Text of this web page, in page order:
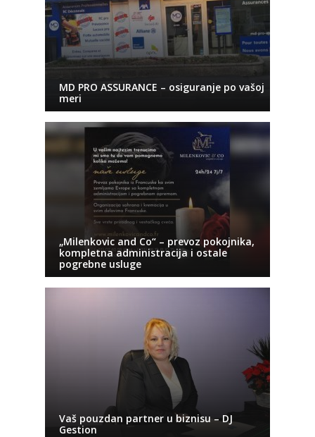
MD PRO ASSURANCE – osiguranje po vašoj
meri
„Milenkovic and Co“ – prevoz pokojnika,
kompletna administracija i ostale
pogrebne usluge
Vaš pouzdan partner u biznisu – DJ
Gestion